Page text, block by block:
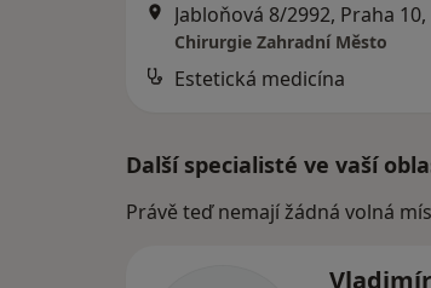
Jabloňová 8/2992, Praha
Chirurgie Zahradní Město
Estetická medicína
Další specialisté ve vaší
Právě teď nemají žádná volná